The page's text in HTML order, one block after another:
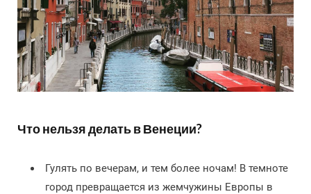
Что нельзя делать в Венеции?
Гулять по вечерам, и тем более ночам! В темноте
город превращается из жемчужины Европы в